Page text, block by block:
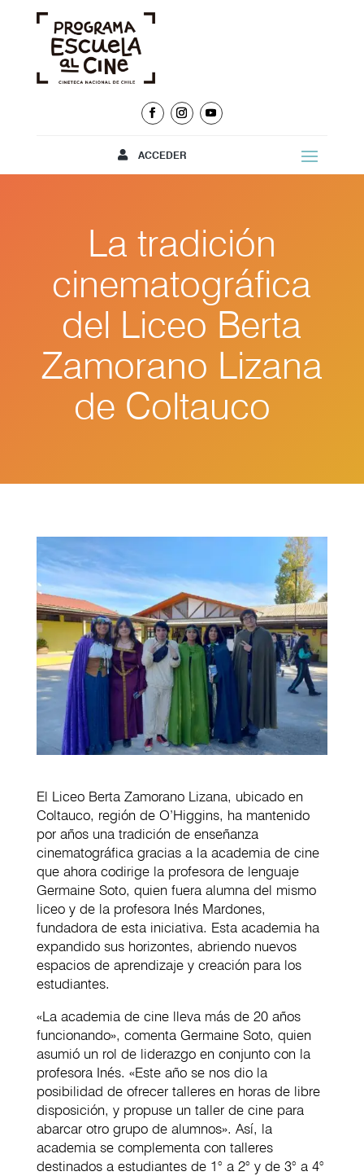
ACCEDER
La tradición
cinematográfica
del Liceo Berta
Zamorano Lizana
de Coltauco
El Liceo Berta Zamorano Lizana, ubicado en
Coltauco, región de O’Higgins, ha mantenido
por años una tradición de enseñanza
cinematográfica gracias a la academia de cine
que ahora codirige la profesora de lenguaje
Germaine Soto, quien fuera alumna del mismo
liceo y de la profesora Inés Mardones,
fundadora de esta iniciativa. Esta academia ha
expandido sus horizontes, abriendo nuevos
espacios de aprendizaje y creación para los
estudiantes.
«La academia de cine lleva más de 20 años
funcionando», comenta Germaine Soto, quien
asumió un rol de liderazgo en conjunto con la
profesora Inés. «Este año se nos dio la
posibilidad de ofrecer talleres en horas de libre
disposición, y propuse un taller de cine para
abarcar otro grupo de alumnos». Así, la
academia se complementa con talleres
destinados a estudiantes de 1° a 2° y de 3° a 4°